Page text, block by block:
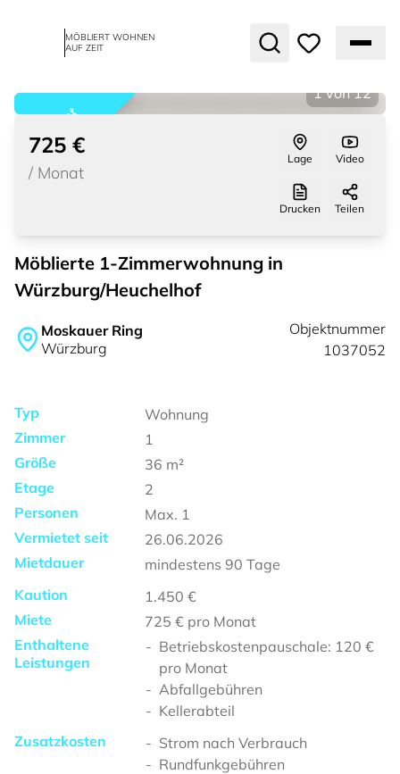
MÖBLIERT WOHNEN
AUF ZEIT
vermietet
1 von 12
725 €
/ Monat
Lage Video
Drucken Teilen
Möblierte 1-Zimmerwohnung in
Würzburg/Heuchelhof
Moskauer Ring
Würzburg
Objektnummer
1037052
Typ
Wohnung
Zimmer
1
Größe
36 m²
Etage
2
Personen
Max. 1
Vermietet seit
26.06.2026
Mietdauer
mindestens 90 Tage
Kaution
1.450 €
Miete
725 € pro Monat
Enthaltene
Leistungen
Betriebskostenpauschale: 120 €
pro Monat
Abfallgebühren
Kellerabteil
Zusatzkosten
Strom nach Verbrauch
Rundfunkgebühren